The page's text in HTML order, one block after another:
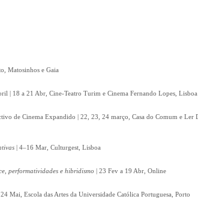
Matosinhos e Gaia
| 18 a 21 Abr, Cine-Teatro Turim e Cinema Fernando Lopes, Lisboa
de Cinema Expandido | 22, 23, 24 março, Casa do Comum e Ler
| 4–16 Mar, Culturgest, Lisboa
performatividades e hibridismo | 23 Fev a 19 Abr, Online
Mai, Escola das Artes da Universidade Católica Portuguesa, Porto